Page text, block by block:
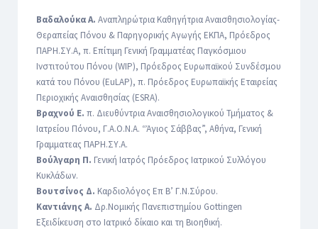
Βαδαλούκα Α. Αναπληρώτρια Καθηγήτρια Αναισθησιολογίας-
Θεραπείας Πόνου & Παρηγορικής Αγωγής ΕΚΠΑ, Πρόεδρος
ΠΑΡΗ.ΣΥ.Α, π. Επίτιμη Γενική Γραμματέας Παγκόσμιου
Ινστιτούτου Πόνου (WIP), Πρόεδρος Ευρωπαϊκού Συνδέσμου
κατά του Πόνου (EuLAP), π. Πρόεδρος Ευρωπαϊκής Εταιρείας
Περιοχικής Αναισθησίας (ESRA).
Βραχνού Ε. π. Διευθύντρια Αναισθησιολογικού Τμήματος &
Ιατρείου Πόνου, Γ.Α.Ο.Ν.Α. “Άγιος Σάββας”, Αθήνα, Γενική
Γραμματεας ΠΑΡΗ.ΣΥ.Α.
Βούλγαρη Π. Γενική Ιατρός Πρόεδρος Ιατρικού Συλλόγου
Κυκλάδων.
Βουτσίνος Δ. Καρδιολόγος Επ Β’ Γ.Ν.Σύρου.
Καντιάνης Α. Δρ.Νομικής Πανεπιστημίου Gottingen
Εξειδίκευση στο Ιατρικό δίκαιο και τη Βιοηθική.